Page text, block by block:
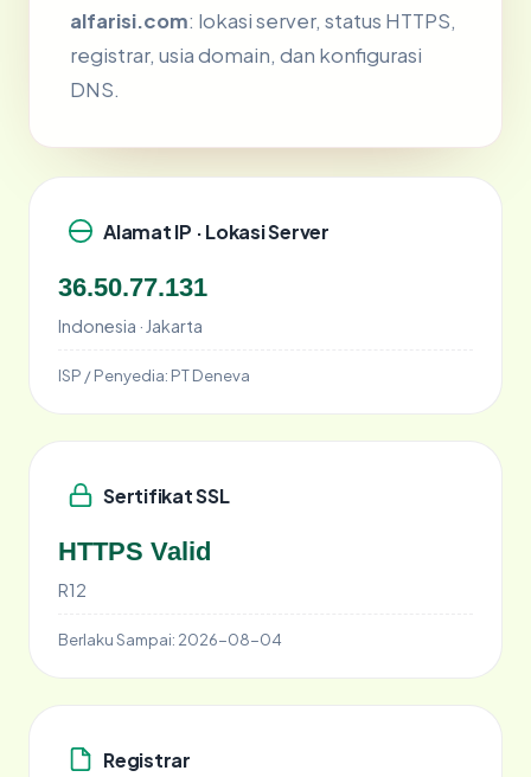
alfarisi.com: lokasi server, status HTTPS,
registrar, usia domain, dan konfigurasi
DNS.
Alamat IP · Lokasi Server
36.50.77.131
Indonesia · Jakarta
ISP / Penyedia: PT Deneva
Sertifikat SSL
HTTPS Valid
R12
Berlaku Sampai: 2026-08-04
Registrar